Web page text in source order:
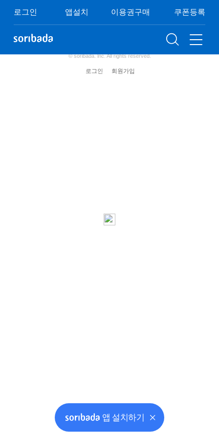
로그인 앱설치 이용권구매 쿠폰등록
쿠폰등록 이용권구매 이벤트
이용약관 개인정보처리방침 청소년보호정책
© soribada. lnc. All rights reserved.
로그인 회원가입
앱 설치하기